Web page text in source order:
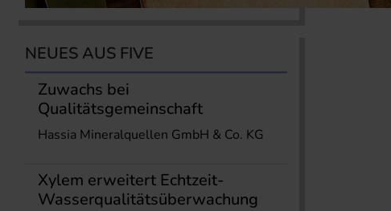
NEUES AUS FIVE
Zuwachs bei
Qualitätsgemeinschaft
Hassia Mineralquellen GmbH & Co. KG
Xylem erweitert Echtzeit-
Wasserqualitätsüberwachung